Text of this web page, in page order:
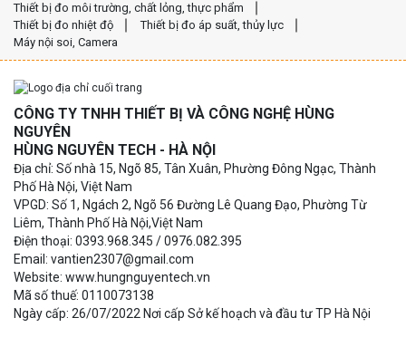
Thiết bị đo môi trường, chất lỏng, thực phẩm
Thiết bị đo nhiệt độ
Thiết bị đo áp suất, thủy lực
Máy nội soi, Camera
CÔNG TY TNHH THIẾT BỊ VÀ CÔNG NGHỆ HÙNG
NGUYÊN
HÙNG NGUYÊN TECH - HÀ NỘI
Địa chỉ: Số nhà 15, Ngõ 85, Tân Xuân, Phường Đông Ngạc, Thành
Phố Hà Nội, Việt Nam
VPGD: Số 1, Ngách 2, Ngõ 56 Đường Lê Quang Đạo, Phường Từ
Liêm, Thành Phố Hà Nội,Việt Nam
Điện thoại: 0393.968.345 / 0976.082.395
Email: vantien2307@gmail.com
Website: www.hungnguyentech.vn
Mã số thuế: 0110073138
Ngày cấp: 26/07/2022 Nơi cấp Sở kế hoạch và đầu tư TP Hà Nội